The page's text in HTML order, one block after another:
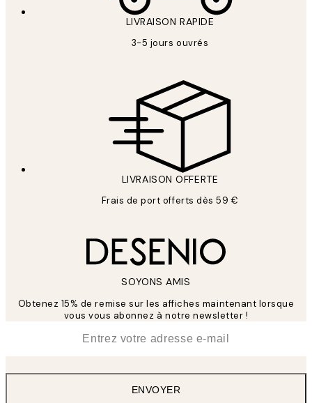
LIVRAISON RAPIDE
3-5 jours ouvrés
LIVRAISON OFFERTE
Frais de port offerts dès 59 €
SOYONS AMIS
Obtenez 15% de remise sur les affiches maintenant lorsque
vous vous abonnez à notre newsletter !
ENVOYER